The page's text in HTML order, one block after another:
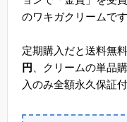
のワキガクリームです
定期購入だと送料無
円
、クリームの単品
入のみ全額永久保証付